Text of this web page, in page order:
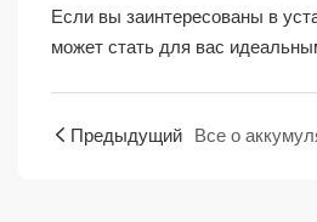
Если вы заинтересованы в
может стать для вас
Предыдущий